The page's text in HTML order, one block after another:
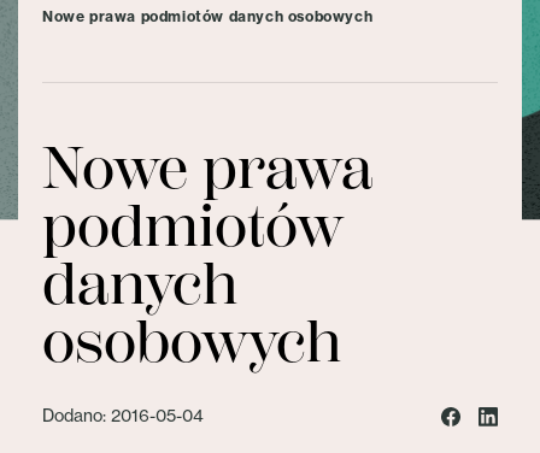
Nowe prawa podmiotów danych osobowych
Nowe prawa
podmiotów
danych
osobowych
Dodano: 2016-05-04